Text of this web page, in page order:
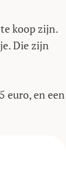
koop zijn.
Die zijn
euro, en een